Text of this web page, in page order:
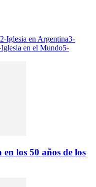
2-Iglesia en Argentina3-
en el Mundo5-
los 50 años de los